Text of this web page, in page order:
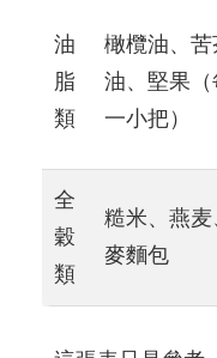
油
脂
類
橄欖油、苦
油、堅果（
一小把）
全
穀
類
糙米、燕麦
麥麵包